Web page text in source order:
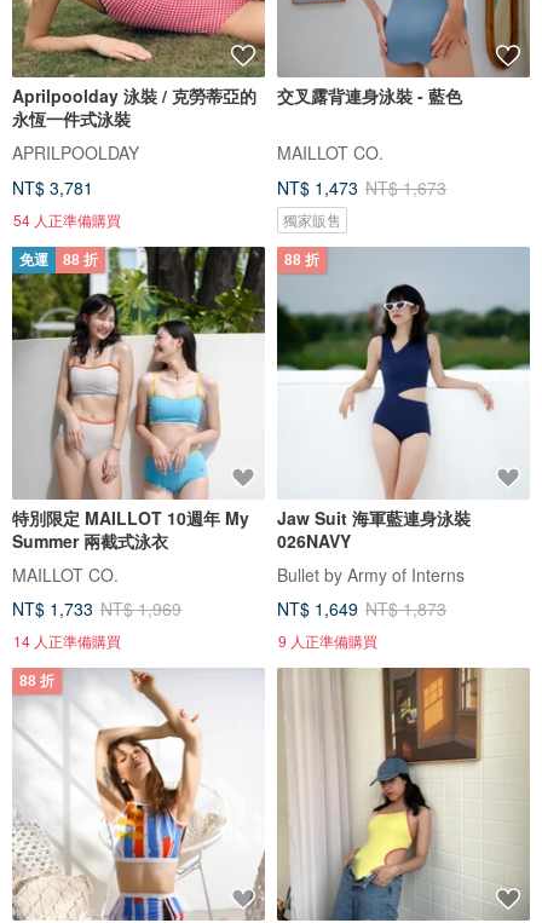
Aprilpoolday 泳裝 / 克勞蒂亞的
永恆一件式泳裝
APRILPOOLDAY
NT$ 3,781
54 人正準備購買
交叉露背連身泳裝 - 藍色
MAILLOT CO.
NT$ 1,473 NT$ 1,673
獨家販售
免運 88 折
特別限定 MAILLOT 10週年 My
Summer 兩截式泳衣
MAILLOT CO.
NT$ 1,733 NT$ 1,969
14 人正準備購買
88 折
Jaw Suit 海軍藍連身泳裝
026NAVY
Bullet by Army of Interns
NT$ 1,649 NT$ 1,873
9 人正準備購買
88 折